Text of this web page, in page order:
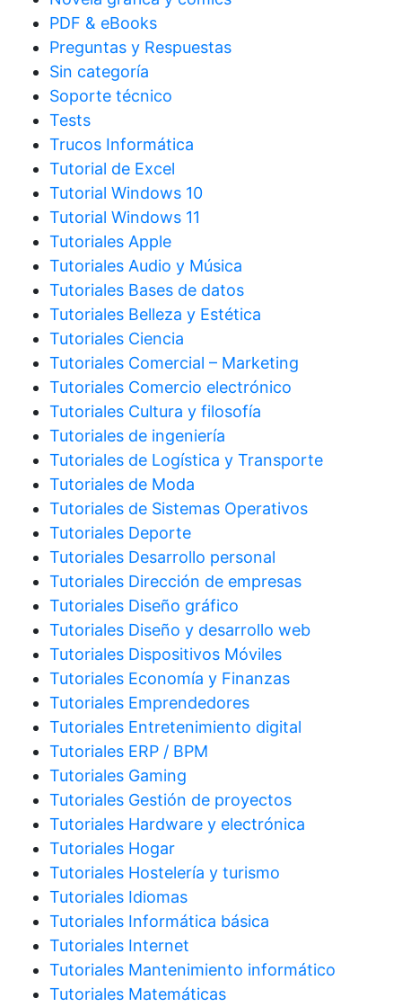
PDF & eBooks
Preguntas y Respuestas
Sin categoría
Soporte técnico
Tests
Trucos Informática
Tutorial de Excel
Tutorial Windows 10
Tutorial Windows 11
Tutoriales Apple
Tutoriales Audio y Música
Tutoriales Bases de datos
Tutoriales Belleza y Estética
Tutoriales Ciencia
Tutoriales Comercial – Marketing
Tutoriales Comercio electrónico
Tutoriales Cultura y filosofía
Tutoriales de ingeniería
Tutoriales de Logística y Transporte
Tutoriales de Moda
Tutoriales de Sistemas Operativos
Tutoriales Deporte
Tutoriales Desarrollo personal
Tutoriales Dirección de empresas
Tutoriales Diseño gráfico
Tutoriales Diseño y desarrollo web
Tutoriales Dispositivos Móviles
Tutoriales Economía y Finanzas
Tutoriales Emprendedores
Tutoriales Entretenimiento digital
Tutoriales ERP / BPM
Tutoriales Gaming
Tutoriales Gestión de proyectos
Tutoriales Hardware y electrónica
Tutoriales Hogar
Tutoriales Hostelería y turismo
Tutoriales Idiomas
Tutoriales Informática básica
Tutoriales Internet
Tutoriales Mantenimiento informático
Tutoriales Matemáticas